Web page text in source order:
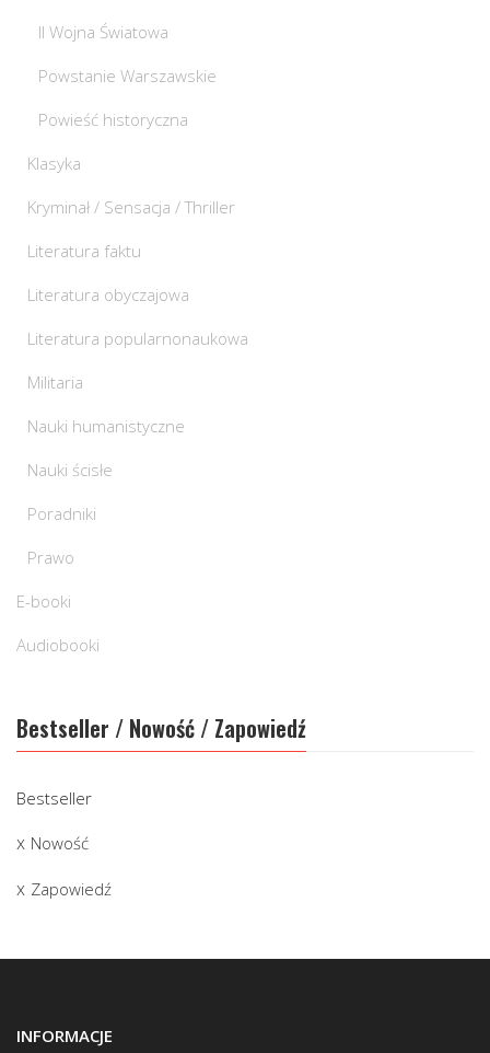
II Wojna Światowa
Powstanie Warszawskie
Powieść historyczna
Klasyka
Kryminał / Sensacja / Thriller
Literatura faktu
Literatura obyczajowa
Literatura popularnonaukowa
Militaria
Nauki humanistyczne
Nauki ścisłe
Poradniki
Prawo
E-booki
Audiobooki
Bestseller / Nowość / Zapowiedź
Bestseller
Nowość
Zapowiedź
INFORMACJE